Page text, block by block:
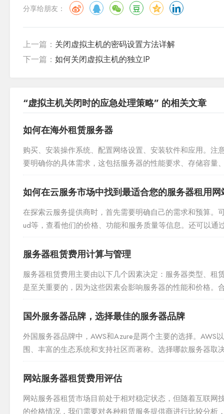
分享给朋友：
上一篇： 关闭虚拟主机的密码设置方法详解
下一篇： 如何关闭虚拟主机的独立IP
“虚拟主机关闭时的应急处理策略” 的相关文章
如何在海外租赁服务器
购买、安装操作系统、配置网络设置、安装软件和应用。
要明确你的具体需求，这包括服务器的性能要求、存储容
服务器提供商在互联网上搜索国内外的云服务提供商，如
如何在云服务市场中找到最适合您的服务器租用网
在探索云服务提供商时，首先需要明确自己的需求和预算
ud等，查看他们的价格、功能和服务质量等信息。还可以
时，关注其安全措施、支持团队、用户评价等方面，以...
服务器租赁费用计算与管理
服务器租赁费用主要由以下几个因素决定：服务器类型、
是至关重要的，因为这些因素会影响服务器的性能和价格
度、地理位置等因素。对于需要高带宽的服务，可以选择带
国外服务器品牌，选择最佳的服务器品牌
外国服务器品牌中，AWS和Azure是两个主要的选择。
围、丰富的生态系统和支持社区而著称。选择哪款服务器
置。随着互联网的快速发展，越来越多的人开始选择在国外...
网站服务器租赁费用评估
网站服务器租赁市场目前处于相对稳定状态，但随着互联
的价格情况，我们需要对各种租赁服务提供商进行比较分